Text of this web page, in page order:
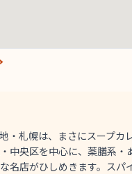
・札幌は、まさにスープカ
中央区を中心に、薬膳系・
名店がひしめきます。スパ